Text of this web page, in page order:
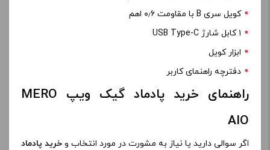
کویل سری B با مقاومت ۰٫۶ اهم
۱ کابل شارژ USB Type-C
ابزار کویل
دفترچه راهنمای کاربر
راهنمای خرید پادماد گیک ویپ MERO
AIO
اگر سوالی دارید یا نیاز به مشورت در مورد انتخاب و خرید پادماد